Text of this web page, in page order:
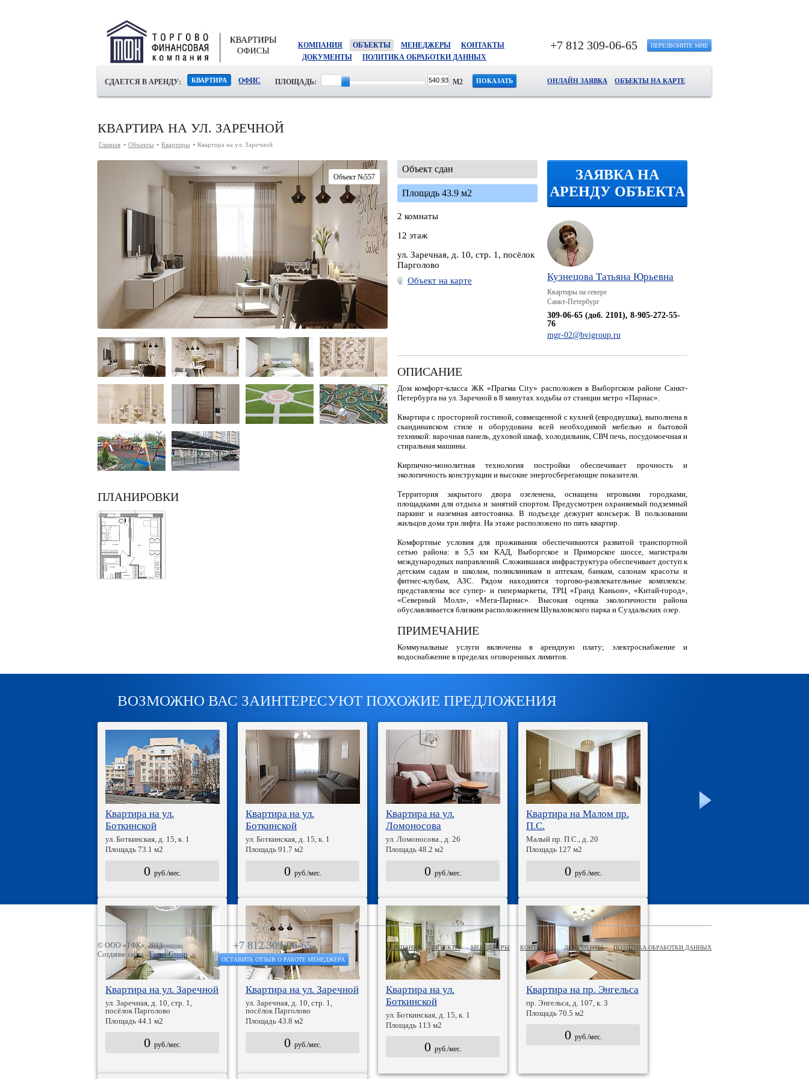
КОМПАНИЯ ОБЪЕКТЫ МЕНЕДЖЕРЫ
КОНТАКТЫ
ДОКУМЕНТЫ
ПОЛИТИКА ОБРАБОТКИ ДАННЫХ
ПЕРЕЗВОНИТЕ МНЕ
+7 812 309-06-65
ОФИС
КВАРТИРА
СДАЕТСЯ В АРЕНДУ: ПЛОЩАДЬ: М2 ПОКАЗАТЬ ОНЛАЙН ЗАЯВКА ОБЪЕКТЫ НА КАРТЕ
КВАРТИРА НА УЛ. ЗАРЕЧНОЙ
Главная Объекты Квартиры Квартира на ул. Заречной
Объект №557
ПЛАНИРОВКИ
Объект сдан
Площадь 43.9 м2
2 комнаты
12 этаж
ул. Заречная, д. 10, стр. 1, посёлок
Парголово
Объект на карте
ЗАЯВКА НА
АРЕНДУ ОБЪЕКТА
Кузнецова Татьяна Юрьевна
Квартиры на севере
Санкт-Петербург
309-06-65 (доб. 2101), 8-905-272-55-
76
mgr-02@bvigroup.ru
ОПИСАНИЕ
Дом комфорт-класса ЖК «Прагма City» расположен в Выборгском районе Санкт-
Петербурга на ул. Заречной в 8 минутах ходьбы от станции метро «Парнас».
Квартира с просторной гостиной, совмещенной с кухней (евродвушка), выполнена в
скандинавском стиле и оборудована всей необходимой мебелью и бытовой
техникой: варочная панель, духовой шкаф, холодильник, СВЧ печь, посудомоечная и
стиральная машины.
Кирпично-монолитная технология постройки обеспечивает прочность и
экологичность конструкции и высокие энергосберегающие показатели.
Территория закрытого двора озеленена, оснащена игровыми городками,
площадками для отдыха и занятий спортом. Предусмотрен охраняемый подземный
паркинг и наземная автостоянка. В подъезде дежурит консьерж. В пользовании
жильцов дома три лифта. На этаже расположено по пять квартир.
Комфортные условия для проживания обеспечиваются развитой транспортной
сетью района: в 5,5 км КАД, Выборгское и Приморское шоссе, магистрали
международных направлений. Сложившаяся инфраструктура обеспечивает доступ к
детским садам и школам, поликлиникам и аптекам, банкам, салонам красоты и
фитнес-клубам, АЗС. Рядом находиятся торгово-развлекательные комплексы:
представлены все супер- и гипермаркеты, ТРЦ «Гранд Каньон», «Китай-город»,
«Северный Молл», «Мега-Парнас». Высокая оценка экологичности района
обуславливается близким расположением Шуваловского парка и Суздальских озер.
ПРИМЕЧАНИЕ
Коммунальные услуги включены в арендную плату; электроснабжение и
водоснабжение в пределах оговоренных лимитов.
ВОЗМОЖНО ВАС ЗАИНТЕРЕСУЮТ ПОХОЖИЕ ПРЕДЛОЖЕНИЯ
Квартира на ул.
Боткинской
ул. Боткинская, д. 15, к. 1
Площадь 73.1 м2
0 руб./мес.
Квартира на ул.
Боткинской
ул. Боткинская, д. 15, к. 1
Площадь 91.7 м2
0 руб./мес.
Квартира на ул.
Ломоносова
ул. Ломоносова., д. 26
Площадь 48.2 м2
0 руб./мес.
Квартира на Малом пр.
П.С.
Малый пр. П.С., д. 20
Площадь 127 м2
0 руб./мес.
Квартира на ул. Заречной
ул. Заречная, д. 10, стр. 1,
посёлок Парголово
Площадь 44.1 м2
0 руб./мес.
Квартира на ул. Заречной
ул. Заречная, д. 10, стр. 1,
посёлок Парголово
Площадь 43.8 м2
0 руб./мес.
Квартира на ул.
Боткинской
ул. Боткинская, д. 15, к. 1
Площадь 113 м2
0 руб./мес.
Квартира на пр. Энгельса
пр. Энгельса, д. 107, к. 3
Площадь 70.5 м2
0 руб./мес.
© ООО «ТФК», 2013
Создание сайта -Forus-Group
+7 812 309-06-65 КОМПАНИЯ ОБЪЕКТЫ МЕНЕДЖЕРЫ КОНТАКТЫ ДОКУМЕНТЫ
ПОЛИТИКА ОБРАБОТКИ ДАННЫХ
ОСТАВИТЬ ОТЗЫВ О РАБОТЕ МЕНЕДЖЕРА